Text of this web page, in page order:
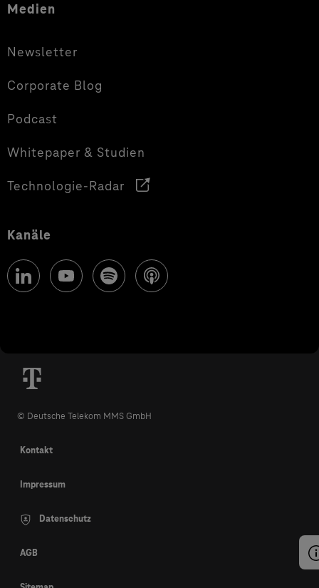
Medien
Newsletter
Corporate Blog
Podcast
Whitepaper & Studien
Technologie-Radar
Kanäle
© Deutsche Telekom MMS GmbH
Kontakt
Impressum
Datenschutz
AGB